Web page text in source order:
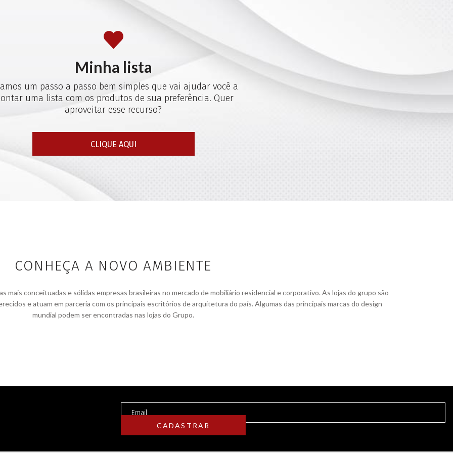
Minha lista
um passo a passo bem simples que vai ajudar você a
uma lista com os produtos de sua preferência. Quer
aproveitar esse recurso?
CLIQUE AQUI
CONHEÇA A NOVO AMBIENTE
mais conceituadas e sólidas empresas brasileiras no mercado de mobiliário residencial e corporativo. As lojas do grupo são
e atuam em parceria com os principais escritórios de arquitetura do país. Algumas das principais marcas do design
mundial podem ser encontradas nas lojas do Grupo.